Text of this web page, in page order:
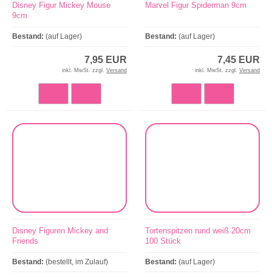
Disney Figur Mickey Mouse
9cm
Bestand: (auf Lager)
7,95 EUR
inkl. MwSt. zzgl. Versand
Marvel Figur Spiderman 9cm
Bestand: (auf Lager)
7,45 EUR
inkl. MwSt. zzgl. Versand
Disney Figuren Mickey and
Friends
Bestand: (bestellt, im Zulauf)
Tortenspitzen rund weiß 20cm
100 Stück
Bestand: (auf Lager)